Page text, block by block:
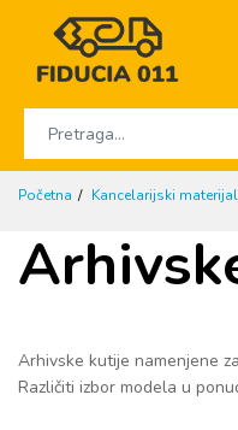
Početna Kancelarijski materijal
Arhivske kutije namenjene
Različiti izbor modela u